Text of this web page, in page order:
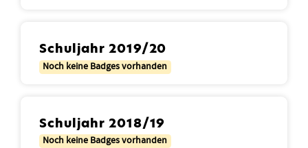
Schuljahr 2019/20
Noch keine Badges vorhanden
Schuljahr 2018/19
Noch keine Badges vorhanden